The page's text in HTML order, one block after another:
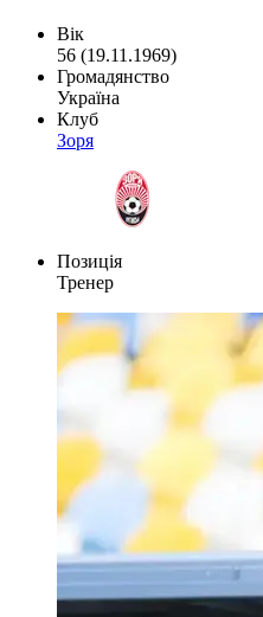
Вік
56 (19.11.1969)
Громадянство
Україна
Клуб
Зоря
Позиція
Тренер